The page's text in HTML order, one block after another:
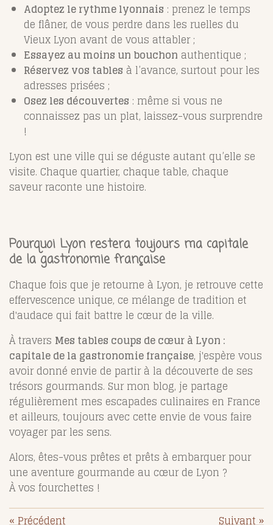
Adoptez le rythme lyonnais : prenez le temps
de flâner, de vous perdre dans les ruelles du
Vieux Lyon avant de vous attabler ;
Essayez au moins un bouchon authentique ;
Réservez vos tables à l’avance, surtout pour les
adresses prisées ;
Osez les découvertes : même si vous ne
connaissez pas un plat, laissez-vous surprendre
!
Lyon est une ville qui se déguste autant qu’elle se
visite. Chaque quartier, chaque table, chaque
saveur raconte une histoire.
Pourquoi Lyon restera toujours ma capitale
de la gastronomie française
Chaque fois que je retourne à Lyon, je retrouve cette
effervescence unique, ce mélange de tradition et
d'audace qui fait battre le cœur de la ville.
À travers Mes tables coups de cœur à Lyon :
capitale de la gastronomie française, j'espère vous
avoir donné envie de partir à la découverte de ses
trésors gourmands. Sur mon blog, je partage
régulièrement mes escapades culinaires en France
et ailleurs, toujours avec cette envie de vous faire
voyager par les sens.
Alors, êtes-vous prêtes et prêts à embarquer pour
une aventure gourmande au cœur de Lyon ?
À vos fourchettes !
«Précédent Suivant»